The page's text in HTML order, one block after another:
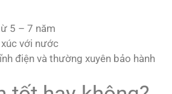
5 – 7 năm
với nước
điện và thường xuyên bảo hành